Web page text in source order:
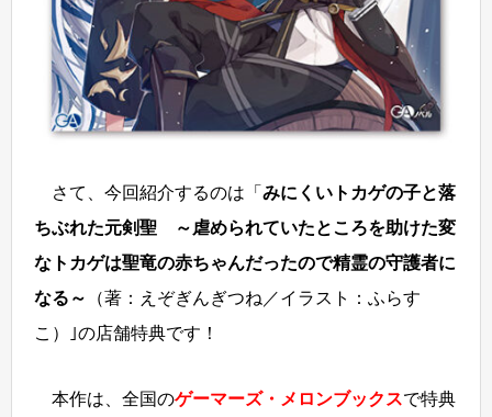
さて、今回紹介するのは「 みにくいトカゲの子と落
ちぶれた元剣聖 ～虐められていたところを助けた変
なトカゲは聖竜の赤ちゃんだったので精霊の守護者に
なる～
（著：えぞぎんぎつね／イラスト：ふらす
こ）｣の店舗特典です！
本作は、全国のゲーマーズ・メロンブックスで特典